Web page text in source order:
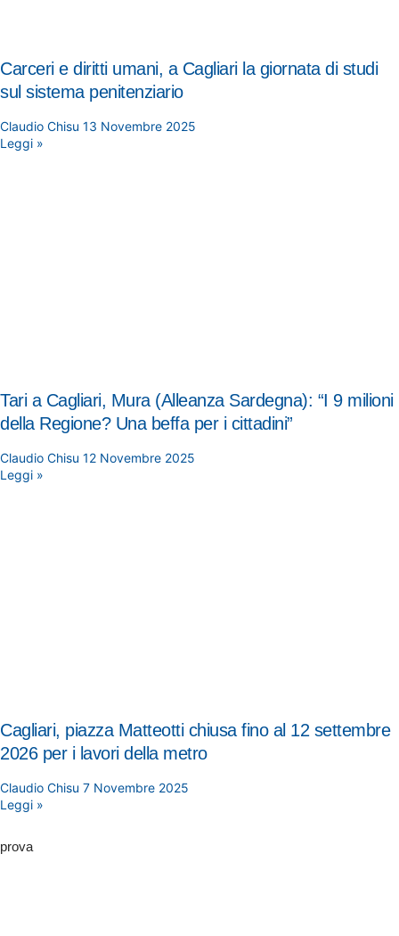
Carceri e diritti umani, a Cagliari la giornata di studi
sul sistema penitenziario
Claudio Chisu 13 Novembre 2025
Leggi »
Tari a Cagliari, Mura (Alleanza Sardegna): “I 9 milioni
della Regione? Una beffa per i cittadini”
Claudio Chisu 12 Novembre 2025
Leggi »
Cagliari, piazza Matteotti chiusa fino al 12 settembre
2026 per i lavori della metro
Claudio Chisu 7 Novembre 2025
Leggi »
prova